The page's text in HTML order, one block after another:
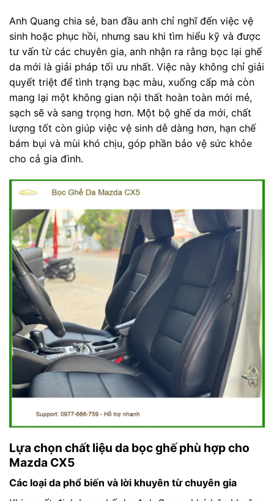
Anh Quang chia sẻ, ban đầu anh chỉ nghĩ đến việc vệ
sinh hoặc phục hồi, nhưng sau khi tìm hiểu kỹ và được
tư vấn từ các chuyên gia, anh nhận ra rằng bọc lại ghế
da mới là giải pháp tối ưu nhất. Việc này không chỉ giải
quyết triệt để tình trạng bạc màu, xuống cấp mà còn
mang lại một không gian nội thất hoàn toàn mới mẻ,
sạch sẽ và sang trọng hơn. Một bộ ghế da mới, chất
lượng tốt còn giúp việc vệ sinh dễ dàng hơn, hạn chế
bám bụi và mùi khó chịu, góp phần bảo vệ sức khỏe
cho cả gia đình.
Lựa chọn chất liệu da bọc ghế phù hợp cho
Mazda CX5
Các loại da phổ biến và lời khuyên từ chuyên gia